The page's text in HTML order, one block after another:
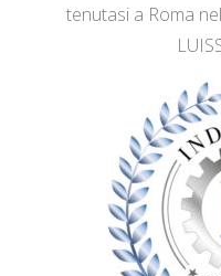
tenutasi a Roma